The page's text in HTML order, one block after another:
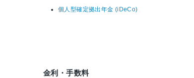
個人型確定拠出年金 (iDeCo)
金利・手数料